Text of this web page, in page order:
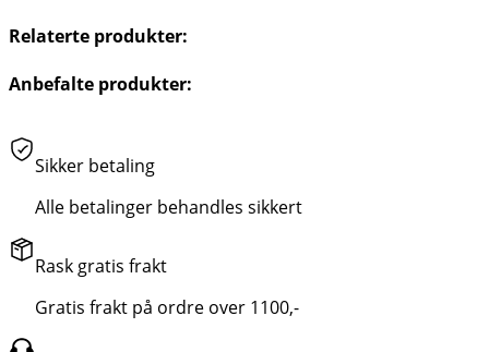
Relaterte produkter:
Anbefalte produkter:
Sikker betaling
Alle betalinger behandles sikkert
Rask gratis frakt
Gratis frakt på ordre over 1100,-